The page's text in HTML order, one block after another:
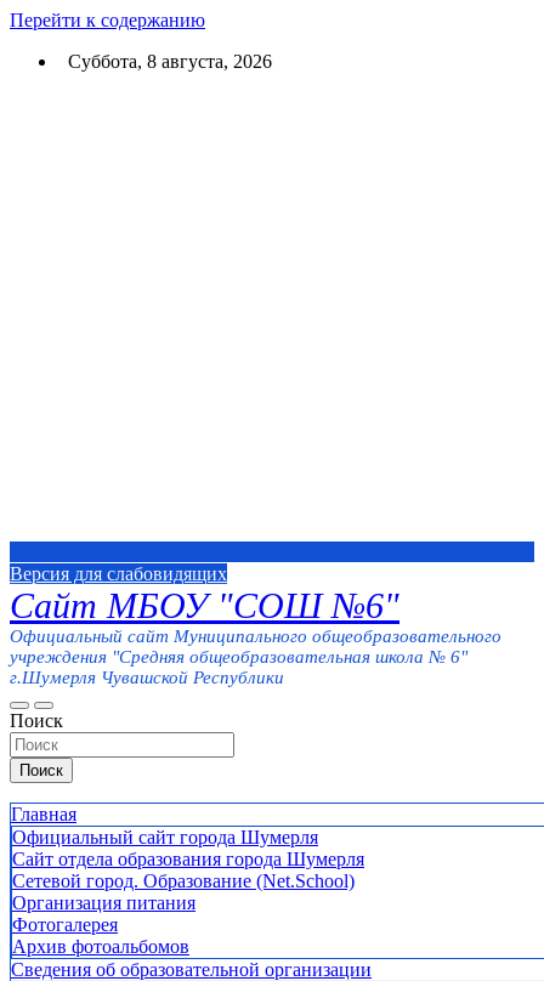
Перейти к содержанию
Суббота, 8 августа, 2026
Версия для слабовидящих
Сайт МБОУ "СОШ №6"
Официальный сайт Муниципального общеобразовательного
учреждения "Средняя общеобразовательная школа № 6"
г.Шумерля Чувашской Республики
Поиск
Поиск
Главная
Официальный сайт города Шумерля
Сайт отдела образования города Шумерля
Сетевой город. Образование (Net.School)
Организация питания
Фотогалерея
Архив фотоальбомов
Сведения об образовательной организации